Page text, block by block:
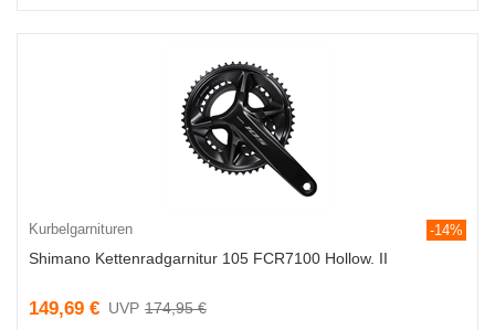
Kurbelgarnituren -14%
Shimano Kettenradgarnitur 105 FCR7100 Hollow. II
149,69 € 174,95 €